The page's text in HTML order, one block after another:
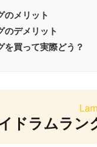
のメリット
のデメリット
を買って実際どう？
ドラムラン